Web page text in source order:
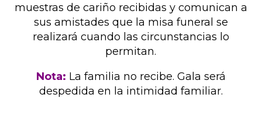
muestras de cariño recibidas y comunican a
sus amistades que la misa funeral se
realizará cuando las circunstancias lo
permitan.
Nota: La familia no recibe. Gala será
despedida en la intimidad familiar.